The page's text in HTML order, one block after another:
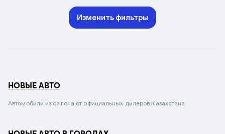
Изменить фильтры
НОВЫЕ АВТО
Автомобили из салона от официальных дилеров Казахстана.